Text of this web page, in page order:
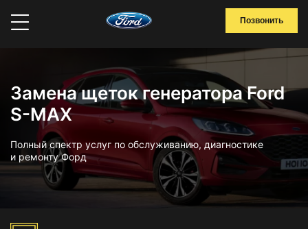
Позвонить
Замена щеток генератора Ford
S-MAX
Полный спектр услуг по обслуживанию, диагностике
и ремонту Форд